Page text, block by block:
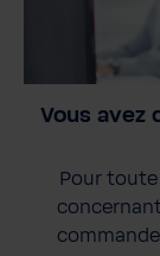
Vous avez
Pour